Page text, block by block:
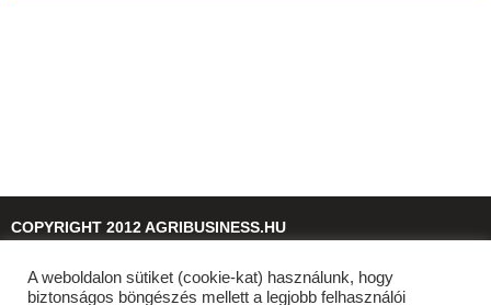
COPYRIGHT 2012 AGRIBUSINESS.HU
© 2026agribusiness.hu
A weboldalon sütiket (cookie-kat) használunk, hogy
biztonságos böngészés mellett a legjobb felhasználói